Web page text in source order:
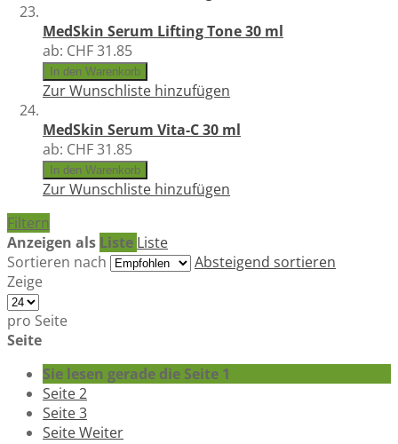
MedSkin Serum Lifting Tone 30 ml
ab: CHF 31.85
In den Warenkorb
Zur Wunschliste hinzufügen
MedSkin Serum Vita-C 30 ml
ab: CHF 31.85
In den Warenkorb
Zur Wunschliste hinzufügen
Filtern
Anzeigen als Liste Liste
Sortieren nach
Absteigend sortieren
Zeige
pro Seite
Seite
Sie lesen gerade die Seite 1
Seite2
Seite3
SeiteWeiter